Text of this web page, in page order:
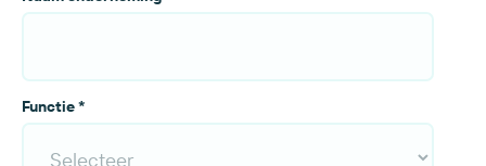
Functie*